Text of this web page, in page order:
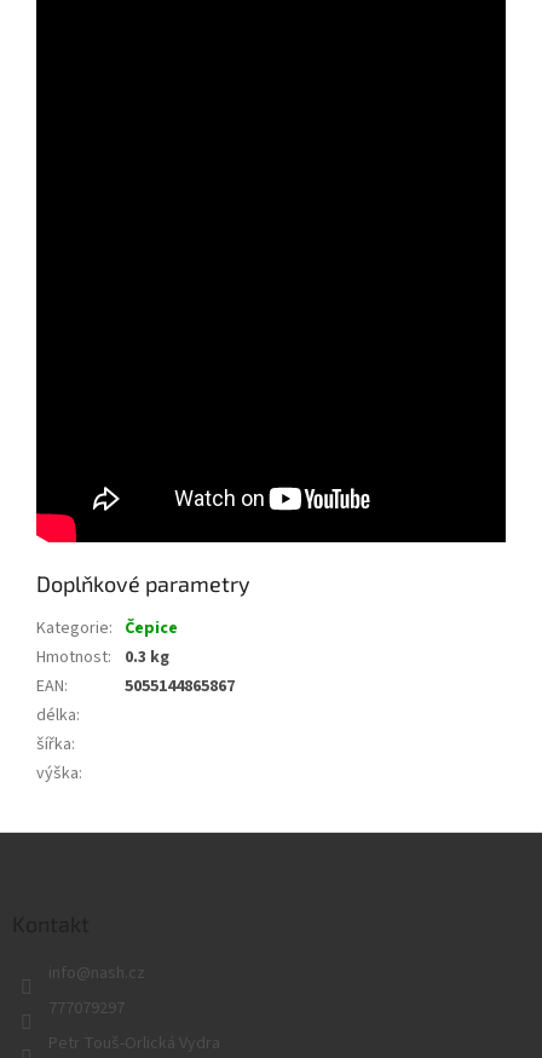
Doplňkové parametry
Kategorie: Čepice
Hmotnost:
0.3 kg
EAN:
5055144865867
délka:
šířka:
výška:
info@nash.cz
777079297
Petr Touš-Orlická Vydra